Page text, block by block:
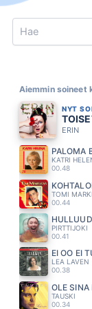
Search
Aiemmin soineet
NYT
ERIN
PALOMA
KATRI
00.48
TOMI
00.44
PIRTTIJOKI
00.41
EI OO EI
LEA LAVEN
00.38
OLE SINA
TAUSKI
00.34